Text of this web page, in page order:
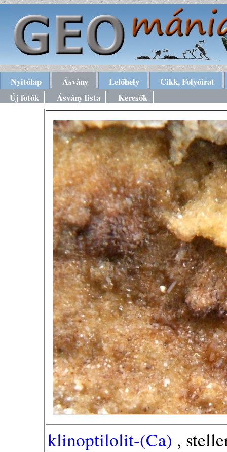
Nyitólap Ásvány Lelőhely
Cikk, Folyóirat
Új fotók
Ásvány lista Keresők
klinoptilolit-(Ca) ,